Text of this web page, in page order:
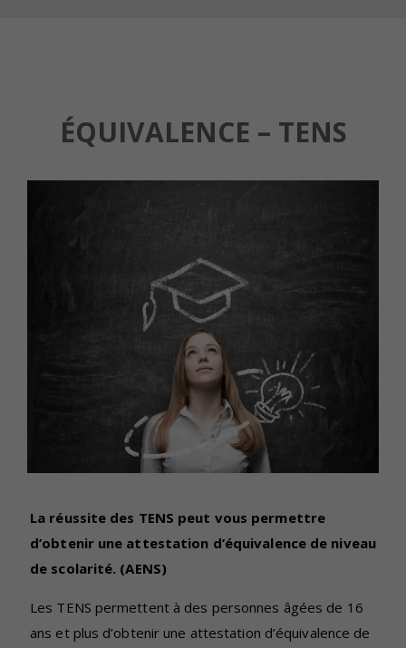
ÉQUIVALENCE – TENS
La réussite des TENS peut vous permettre
d’obtenir une attestation d’équivalence de niveau
de scolarité. (AENS)
Les TENS permettent à des personnes âgées de 16
ans et plus d’obtenir une attestation d’équivalence de